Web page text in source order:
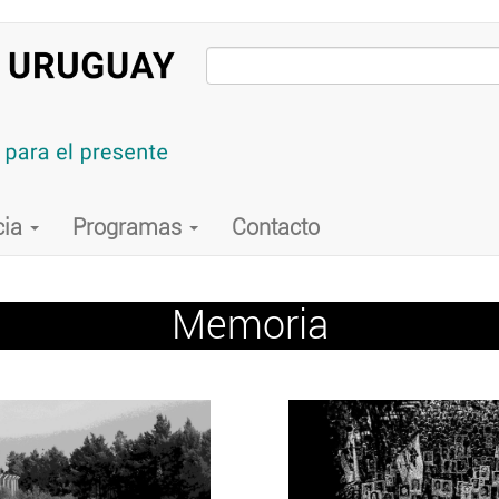
Programas Contacto
Memoria